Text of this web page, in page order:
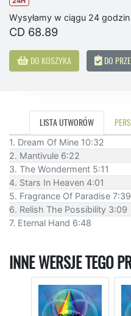
Wysyłamy w ciągu 24 godzin
CD 68.89
DO KOSZYKA DO
LISTA UTWORÓW
1. Dream Of Mine 10:32
2. Mantivule 6:22
3. The Wonderment 5:11
4. Stars In Heaven 4:01
5. Fragrance Of Paradise 7:39
6. Relish The Possibility 3:09
7. Eternal Hand 6:48
INNE WERSJE TEGO